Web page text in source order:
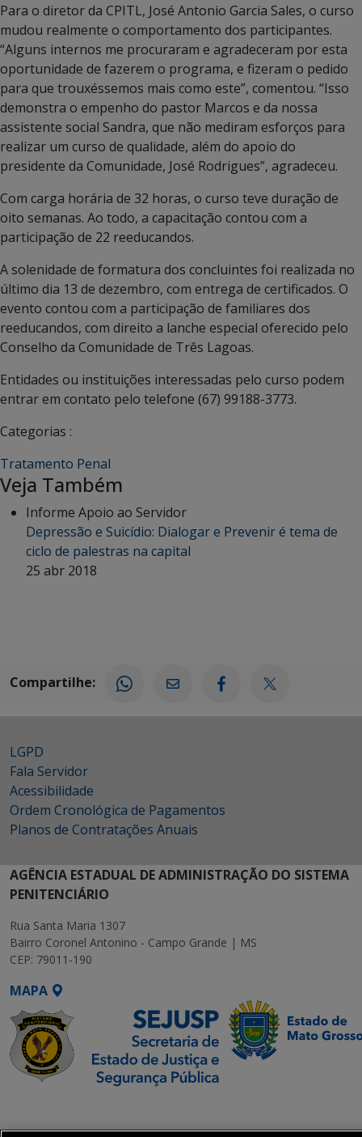
Para o diretor da CPITL, José Antonio Garcia Sales, o curso
mudou realmente o comportamento dos participantes.
“Alguns internos me procuraram e agradeceram por esta
oportunidade de fazerem o programa, e fizeram o pedido
para que trouxéssemos mais como este”, comentou. “Isso
demonstra o empenho do pastor Marcos e da nossa
assistente social Sandra, que não mediram esforços para
realizar um curso de qualidade, além do apoio do
presidente da Comunidade, José Rodrigues”, agradeceu.
Com carga horária de 32 horas, o curso teve duração de
oito semanas. Ao todo, a capacitação contou com a
participação de 22 reeducandos.
A solenidade de formatura dos concluintes foi realizada no
último dia 13 de dezembro, com entrega de certificados. O
evento contou com a participação de familiares dos
reeducandos, com direito a lanche especial oferecido pelo
Conselho da Comunidade de Três Lagoas.
Entidades ou instituições interessadas pelo curso podem
entrar em contato pelo telefone (67) 99188-3773.
Categorias :
Tratamento Penal
Veja Também
Informe Apoio ao Servidor
Depressão e Suicídio: Dialogar e Prevenir é tema de
ciclo de palestras na capital
25 abr 2018
Compartilhe:
LGPD
Fala Servidor
Acessibilidade
Ordem Cronológica de Pagamentos
Planos de Contratações Anuais
AGÊNCIA ESTADUAL DE ADMINISTRAÇÃO DO SISTEMA
PENITENCIÁRIO
Rua Santa Maria 1307
Bairro Coronel Antonino - Campo Grande | MS
CEP: 79011-190
MAPA
Executiva de